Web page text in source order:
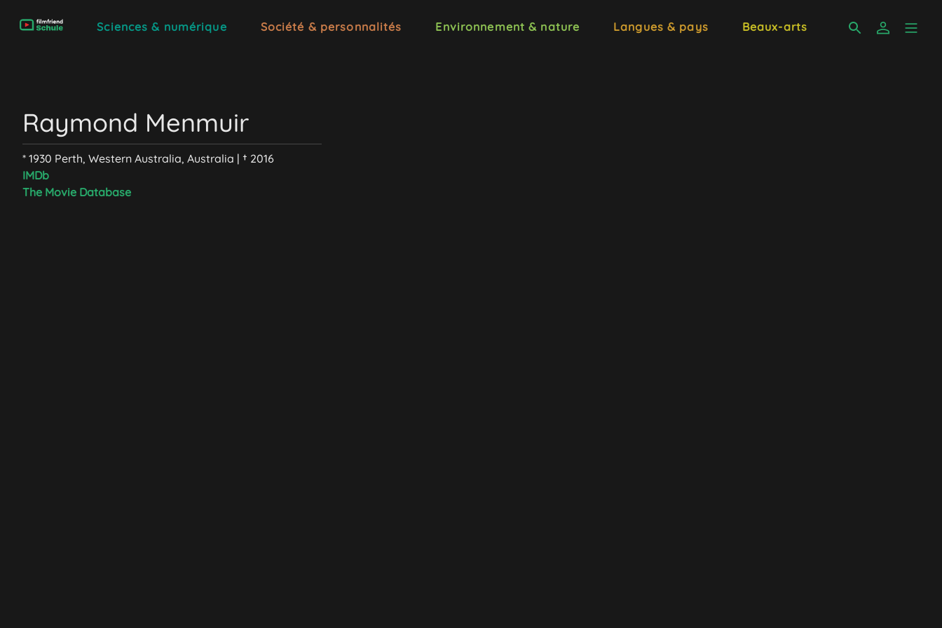
Sciences & numérique Société & personnalités Environnement & nature Langues & pays Beaux-arts
Raymond Menmuir
* 1930 Perth, Western Australia, Australia | † 2016
IMDb
The Movie Database